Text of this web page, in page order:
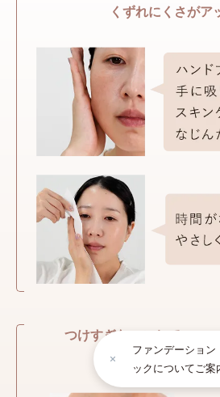
くずれにくさがア
つけすぎないことでのっ
追加する際も少量
ファンデーショ
ックについてご案